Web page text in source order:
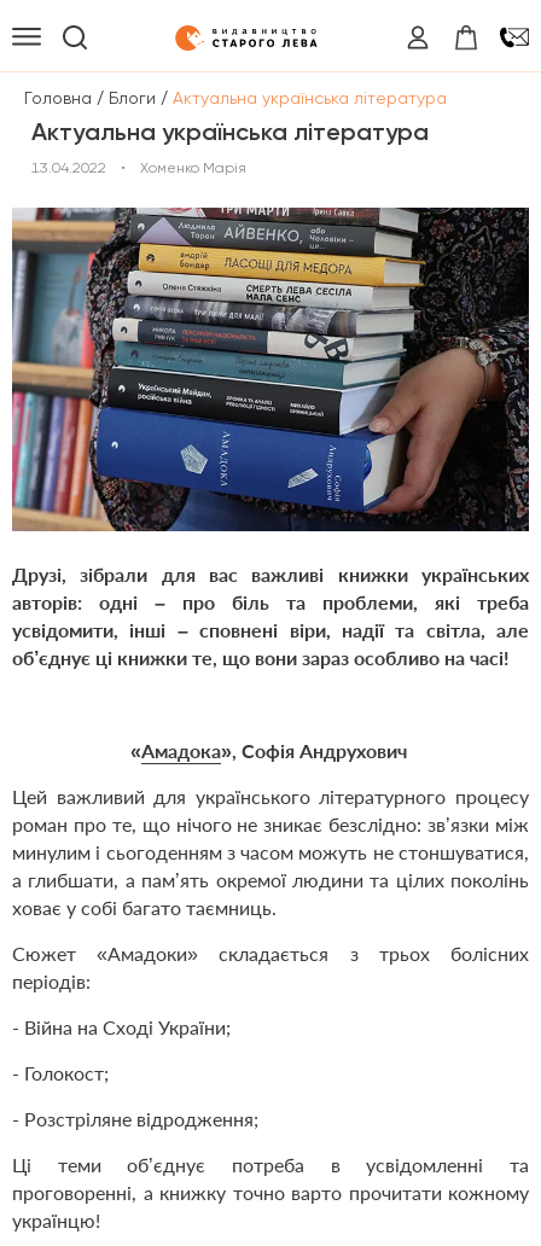
Головна / Блоги / Актуальна українська література
Актуальна українська література
13.04.2022 • Хоменко Марія
Друзі, зібрали для вас важливі книжки українських
авторів: одні – про біль та проблеми, які треба
усвідомити, інші – сповнені віри, надії та світла, але
об’єднує ці книжки те, що вони зараз особливо на часі!
«Амадока», Софія Андрухович
Цей важливий для українського літературного процесу
роман про те, що нічого не зникає безслідно: зв’язки між
минулим і сьогоденням з часом можуть не стоншуватися,
а глибшати, а пам’ять окремої людини та цілих поколінь
ховає у собі багато таємниць.
Сюжет «Амадоки» складається з трьох болісних
періодів:
- Війна на Сході України;
- Голокост;
- Розстріляне відродження;
Ці теми об’єднує потреба в усвідомленні та
проговоренні, а книжку точно варто прочитати кожному
українцю!